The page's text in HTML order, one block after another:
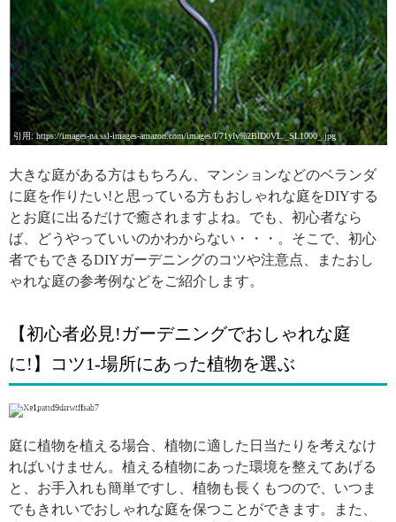
引用: https://images-na.ssl-images-amazon.com/images/I/71yIv%2BlD0VL._SL1000_.jpg
大きな庭がある方はもちろん、マンションなどのベランダ
に庭を作りたい!と思っている方もおしゃれな庭をDIYする
とお庭に出るだけで癒されますよね。でも、初心者なら
ば、どうやっていいのかわからない・・・。そこで、初心
者でもできるDIYガーデニングのコツや注意点、またおし
ゃれな庭の参考例などをご紹介します。
【初心者必見!ガーデニングでおしゃれな庭
に!】コツ1-場所にあった植物を選ぶ
引用: https://www.instagram.com/p/Bu8d6eIFd_S/
庭に植物を植える場合、植物に適した日当たりを考えなけ
ればいけません。植える植物にあった環境を整えてあげる
と、お手入れも簡単ですし、植物も長くもつので、いつま
でもきれいでおしゃれな庭を保つことができます。また、